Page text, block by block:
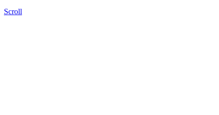
Scroll